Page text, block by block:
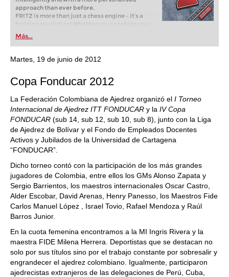
approach than ever before.
FRITZ is more than just a chess engine – it’s a
training revolution! Whether you’re taking your
first steps into the world of club chess, or already
playing at a tournament level: with FRITZ, you can
train more efficiently, intelligently and with a
more personalised approach than ever before.
Más...
Martes, 19 de junio de 2012
Copa Fonducar 2012
La Federación Colombiana de Ajedrez organizó el I Torneo
Internacional de Ajedrez ITT FONDUCAR y la IV Copa
FONDUCAR (sub 14, sub 12, sub 10, sub 8), junto con la Liga
de Ajedrez de Bolívar y el Fondo de Empleados Docentes
Activos y Jubilados de la Universidad de Cartagena
“FONDUCAR”.
Dicho torneo contó con la participación de los más grandes
jugadores de Colombia, entre ellos los GMsAlonso Zapata y
Sergio Barrientos, los maestros internacionales Oscar Castro,
Alder Escobar, David Arenas, Henry Panesso, los Maestros Fide
Carlos Manuel López , Israel Tovio, Rafael Mendoza y Raúl
Barros Junior.
En la cuota femenina encontramos a la MI Ingris Rivera y la
maestra FIDE Milena Herrera. Deportistas que se destacan no
solo por sus títulos sino por el trabajo constante por sobresalir y
engrandecer el ajedrez colombiano. Igualmente, participaron
ajedrecistas extranjeros de las delegaciones de Perú, Cuba,